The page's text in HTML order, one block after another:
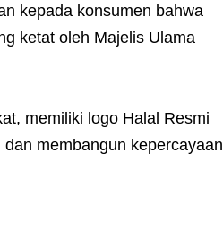
kepada konsumen bahwa
ketat oleh Majelis Ulama
memiliki logo Halal Resmi
membangun kepercayaan